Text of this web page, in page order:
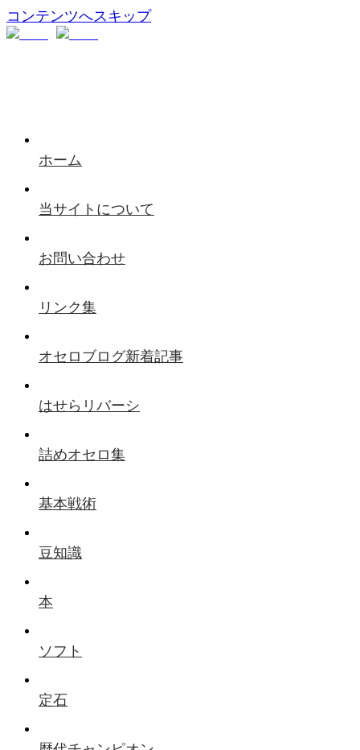
コンテンツへスキップ
ホーム
当サイトについて
お問い合わせ
リンク集
オセロブログ新着記事
はせらリバーシ
詰めオセロ集
基本戦術
豆知識
本
ソフト
定石